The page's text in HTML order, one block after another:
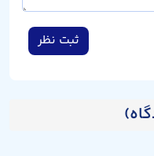
ثبت نظر